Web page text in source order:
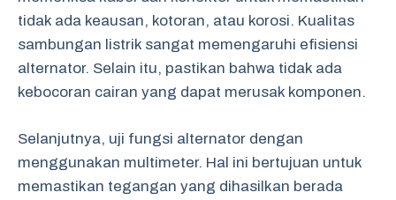
tidak ada keausan, kotoran, atau korosi. Kualitas
sambungan listrik sangat memengaruhi efisiensi
alternator. Selain itu, pastikan bahwa tidak ada
kebocoran cairan yang dapat merusak komponen.
Selanjutnya, uji fungsi alternator dengan
menggunakan multimeter. Hal ini bertujuan untuk
memastikan tegangan yang dihasilkan berada